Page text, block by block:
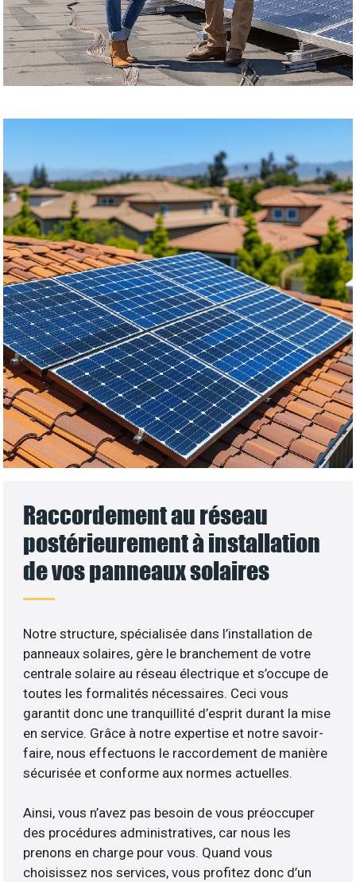
Raccordement au réseau
postérieurement à installation
de vos panneaux solaires
Notre structure, spécialisée dans l’installation de
panneaux solaires, gère le branchement de votre
centrale solaire au réseau électrique et s’occupe de
toutes les formalités nécessaires. Ceci vous
garantit donc une tranquillité d’esprit durant la mise
en service. Grâce à notre expertise et notre savoir-
faire, nous effectuons le raccordement de manière
sécurisée et conforme aux normes actuelles.
Ainsi, vous n’avez pas besoin de vous préoccuper
des procédures administratives, car nous les
prenons en charge pour vous. Quand vous
choisissez nos services, vous profitez donc d’un